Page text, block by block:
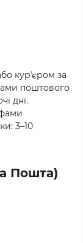
курʼєром за
поштового
дні.
3–10
Пошта)